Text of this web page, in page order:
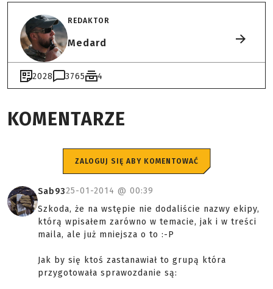
REDAKTOR
Medard
2028 3765 4
KOMENTARZE
ZALOGUJ SIĘ ABY KOMENTOWAĆ
Sab9325-01-2014 @ 00:39
Szkoda, że na wstępie nie dodaliście nazwy ekipy,
którą wpisałem zarówno w temacie, jak i w treści
maila, ale już mniejsza o to :-P
Jak by się ktoś zastanawiał to grupą która
przygotowała sprawozdanie są: